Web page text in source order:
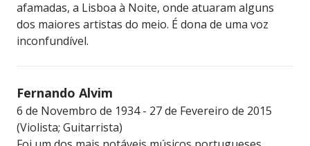
afamadas, a Lisboa à Noite, onde atuaram alguns
dos maiores artistas do meio. É dona de uma voz
inconfundível.
Fernando Alvim
6 de Novembro de 1934 - 27 de Fevereiro de 2015
(Violista; Guitarrista)